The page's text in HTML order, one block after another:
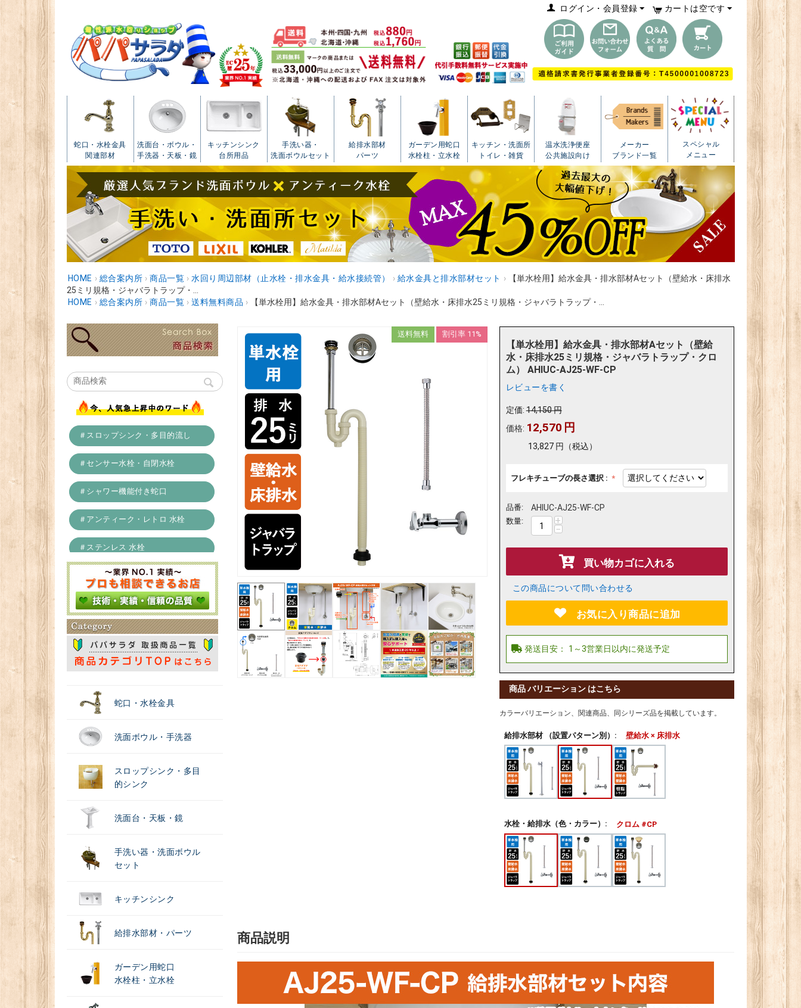
カートは空です
ログイン・会員登録
蛇口・水栓金具
関連部材
洗面台・ボウル・
手洗器・天板・鏡
キッチンシンク
台所用品
手洗い器・
洗面ボウルセット
給排水部材
パーツ
ガーデン用蛇口
水栓柱・立水栓
キッチン・洗面所
トイレ・雑貨
温水洗浄便座
公共施設向け
メーカー
ブランド一覧
スペシャル
メニュー
HOME › 総合案内所 › 商品一覧 › 水回り周辺部材（止水栓・排水金具・給水接続管） › 給水金具と排水部材セット ›
【単水栓用】給水金具・排水部材Aセット（壁給水・床排水
25ミリ規格・ジャバラトラップ・...
HOME › 総合案内所 › 商品一覧 › 送料無料商品 › 【単水栓用】給水金具・排水部材Aセット（壁給水・床排水25ミリ規格・ジャバラトラップ・...
＃スロップシンク・多目的流し
＃センサー水栓・自閉水栓
＃シャワー機能付き蛇口
＃アンティーク・レトロ 水栓
＃ステンレス 水栓
＃浄水器
蛇口・水栓金具
洗面ボウル・手洗器
スロップシンク・多目
的シンク
洗面台・天板・鏡
手洗い器・洗面ボウル
セット
キッチンシンク
給排水部材・パーツ
ガーデン用蛇口
水栓柱・立水栓
送料無料 割引率 11%
【単水栓用】給水金具・排水部材Aセット（壁給
水・床排水25ミリ規格・ジャバラトラップ・クロ
ム） AHIUC-AJ25-WF-CP
レビューを書く
定価: 14,150円
価格: 12,570 円
13,827 円 （税込）
フレキチューブの長さ選択 :
品番: AHIUC-AJ25-WF-CP
数量: +
−
買い物カゴに入れる
この商品について問い合わせる
お気に入り商品に追加
商品 バリエーション はこちら
カラーバリエーション、関連商品、同シリーズ品を掲載しています。
給排水部材 （設置パターン別）: 壁給水 × 床排水
水栓・給排水（色・カラー）: クロム #CP
商品説明